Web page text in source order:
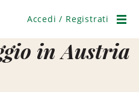
Accedi / Registrati
in Austria